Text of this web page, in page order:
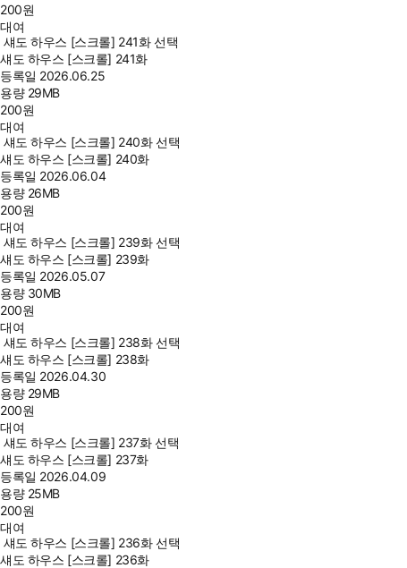
200원
대여
섀도 하우스 [스크롤] 241화 선택
섀도 하우스 [스크롤] 241화
등록일 2026.06.25
용량 29MB
200원
대여
섀도 하우스 [스크롤] 240화 선택
섀도 하우스 [스크롤] 240화
등록일 2026.06.04
용량 26MB
200원
대여
섀도 하우스 [스크롤] 239화 선택
섀도 하우스 [스크롤] 239화
등록일 2026.05.07
용량 30MB
200원
대여
섀도 하우스 [스크롤] 238화 선택
섀도 하우스 [스크롤] 238화
등록일 2026.04.30
용량 29MB
200원
대여
섀도 하우스 [스크롤] 237화 선택
섀도 하우스 [스크롤] 237화
등록일 2026.04.09
용량 25MB
200원
대여
섀도 하우스 [스크롤] 236화 선택
섀도 하우스 [스크롤] 236화